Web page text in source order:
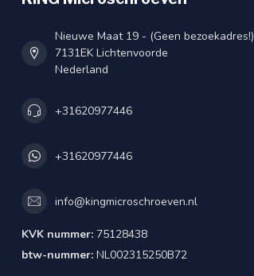
Nieuwe Maat 19 - (Geen bezoekadres!)
7131EK Lichtenvoorde
Nederland
+31620977446
+31620977446
info@kingmicroschroeven.nl
KVK nummer: 75128438
btw-nummer: NL002315250B72